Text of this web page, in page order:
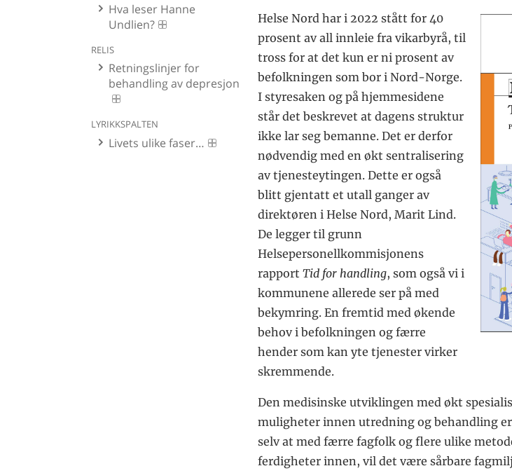
Hva leser Hanne
Undlien?
RELIS
Retningslinjer for
behandling av depresjon
LYRIKKSPALTEN
Livets ulike faser…
Helse Nord har i 2022 stått for 40
prosent av all innleie fra vikarbyrå, til
tross for at det kun er ni prosent av
befolkningen som bor i Nord-Norge.
I styresaken og på hjemmesidene
står det beskrevet at dagens struktur
ikke lar seg bemanne. Det er derfor
nødvendig med en økt sentralisering
av tjenesteytingen. Dette er også
blitt gjentatt et utall ganger av
direktøren i Helse Nord, Marit Lind.
De legger til grunn
Helsepersonellkommisjonens
rapportTid for handling, som også vi i
kommunene allerede ser på med
bekymring. En fremtid med økende
behov i befolkningen og færre
hender som kan yte tjenester virker
skremmende.
Den medisinske utviklingen med økt
muligheter innen utredning og behandling
selv at med færre fagfolk og flere ulike
ferdigheter innen, vil det være sårbare